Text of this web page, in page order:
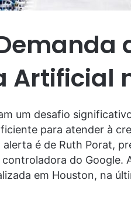
um desafio
para atender à
é de Ruth Porat,
do Google.
em Houston, na